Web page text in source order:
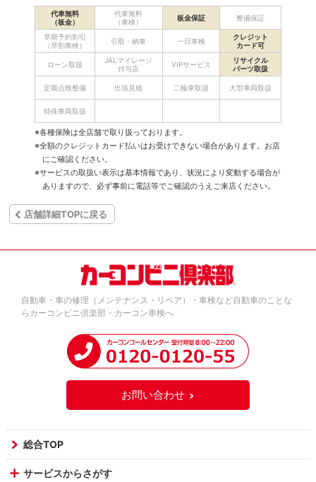
代車無料
（板金）
代車無料
（車検）
板金保証 整備保証
早期予約割引
（早割車検）
引取・納車 一日車検
クレジット
カード可
ローン取扱
JALマイレージ
付与店
VIPサービス
リサイクル
パーツ取扱
定期点検整備 出張見積 二輪車取扱 大型車両取扱
特殊車両取扱
※各種保険は全店舗で取り扱っております。
※全額のクレジットカード払いはお受けできない場合があります。お店
にご確認ください。
※サービスの取扱い表示は基本情報であり、状況により変動する場合が
ありますので、必ず事前に電話等でご確認のうえご来店ください。
店舗詳細TOPに戻る
自動車・車の修理（メンテナンス・リペア）・車検など自動車のことな
らカーコンビニ倶楽部・カーコン車検へ
お問い合わせ
総合TOP
サービスからさがす